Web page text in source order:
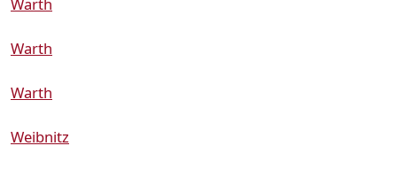
Warth
Warth
Weibnitz